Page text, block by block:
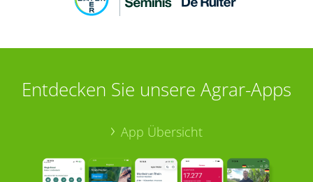
Entdecken Sie unsere Agrar-Apps
App Übersicht